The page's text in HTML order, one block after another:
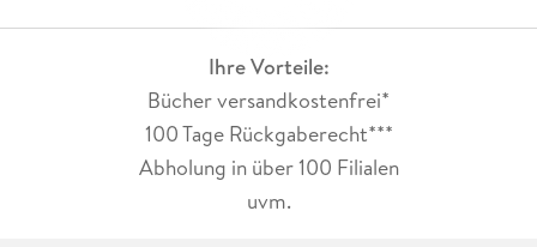
Ihre Vorteile:
Bücher versandkostenfrei*
100 Tage Rückgaberecht***
Abholung in über 100 Filialen
uvm.